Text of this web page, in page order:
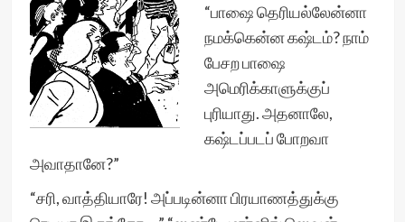
“பாஷை தெரியல்லேன்னா
நமக்கென்ன கஷ்டம்? நாம்
பேசற பாஷை
அமெரிக்காளுக்குப்
புரியாது. அதனாலே,
கஷ்டப்படப் போறவா
அவாதானே?”
“சரி, வாத்தியாரே! அப்படின்னா பிரயாணத்துக்கு